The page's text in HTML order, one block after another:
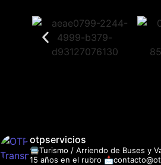
otpservicios
🚍Turismo / Arriendo de Buses y
15 años en el rubro